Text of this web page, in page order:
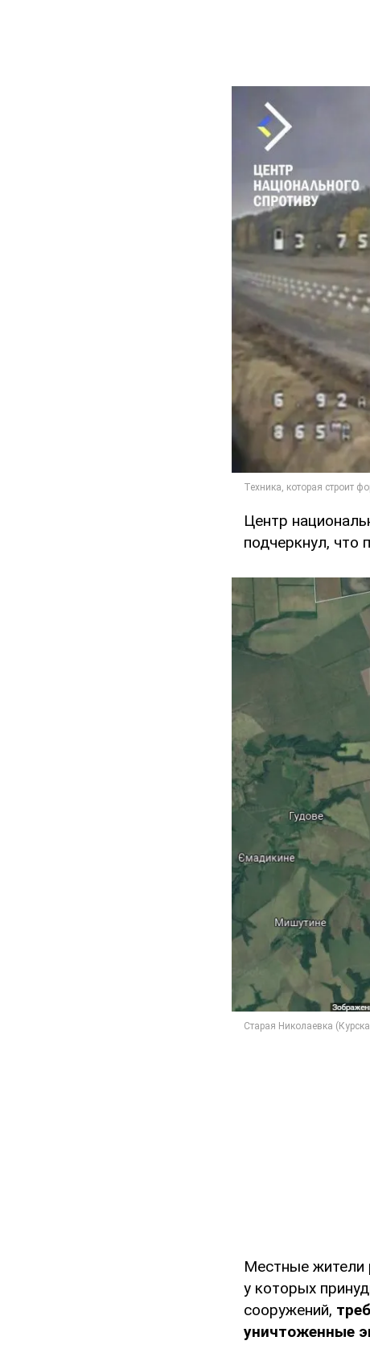
Центр
подчеркнул, что
Местные жители
у которых
сооружений,
уничтоженные